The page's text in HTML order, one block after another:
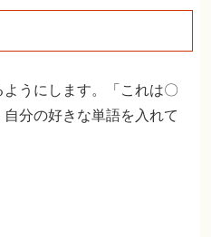
ようにします。「これは〇
分の好きな単語を入れて